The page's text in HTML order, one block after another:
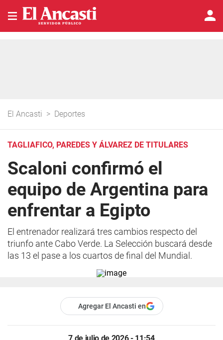
El Ancasti > Deportes
TAGLIAFICO, PAREDES Y ÁLVAREZ DE TITULARES
Scaloni confirmó el
equipo de Argentina para
enfrentar a Egipto
El entrenador realizará tres cambios respecto del
triunfo ante Cabo Verde. La Selección buscará desde
las 13 el pase a los cuartos de final del Mundial.
Agregar El Ancasti en